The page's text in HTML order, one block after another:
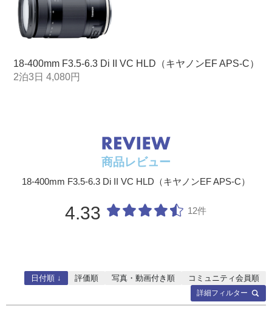
質量 710g
絞り羽根 7枚（円形）
最小絞り F/22-40
18-400mm F3.5-6.3 Di II VC HLD（キヤノンEF APS-C）
2泊3日 4,080円
商品レビュー
18-400mm F3.5-6.3 Di II VC HLD（キヤノンEF APS-C）
4.33 12件
詳細フィルター
日付順 ↓ 評価順 写真・動画付き順 コミュニティ会員順